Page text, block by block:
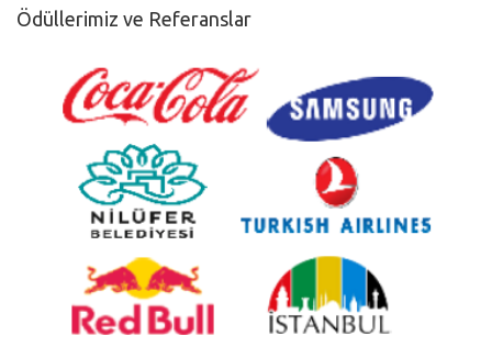
Ödüllerimiz ve Referanslar